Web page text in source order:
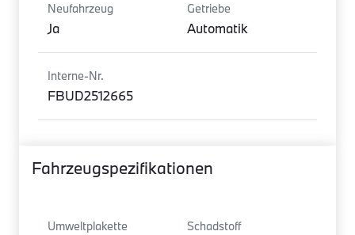
Neufahrzeug
Ja
Getriebe
Automatik
Interne-Nr.
FBUD2512665
Fahrzeugspezifikationen
Umweltplakette Schadstoff